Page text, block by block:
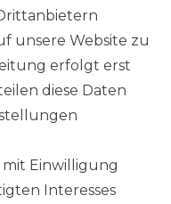
unsere Website zu
erfolgt erst
diese Daten
Einwilligung
Interesses